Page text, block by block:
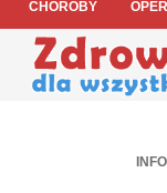
CHOROBY